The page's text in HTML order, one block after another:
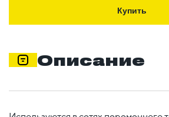
Купить
Описание